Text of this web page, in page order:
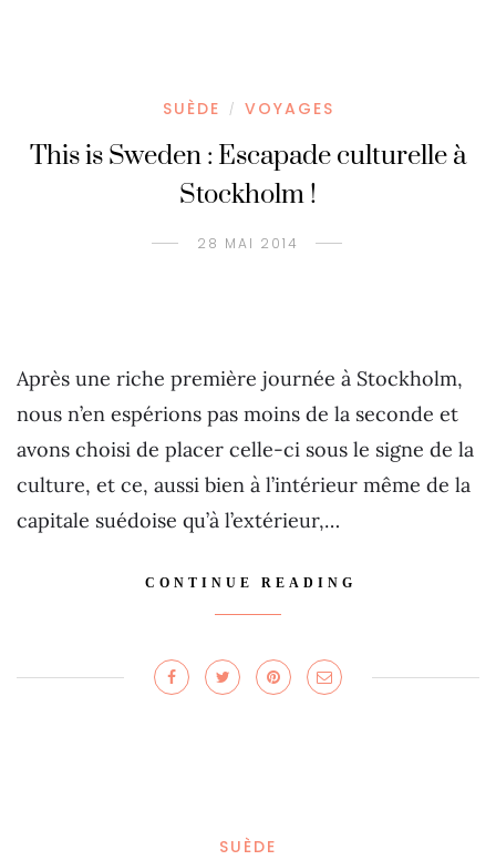
SUÈDE / VOYAGES
This is Sweden : Escapade culturelle à
Stockholm !
28 MAI 2014
Après une riche première journée à Stockholm,
nous n’en espérions pas moins de la seconde et
avons choisi de placer celle-ci sous le signe de la
culture, et ce, aussi bien à l’intérieur même de la
capitale suédoise qu’à l’extérieur,…
CONTINUE READING
SUÈDE